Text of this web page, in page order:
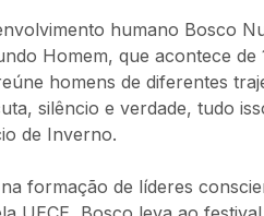
humano Bosco
Homem, que acontece
homens de diferentes
silêncio e verdade, tudo
de Inverno.
formação de líderes